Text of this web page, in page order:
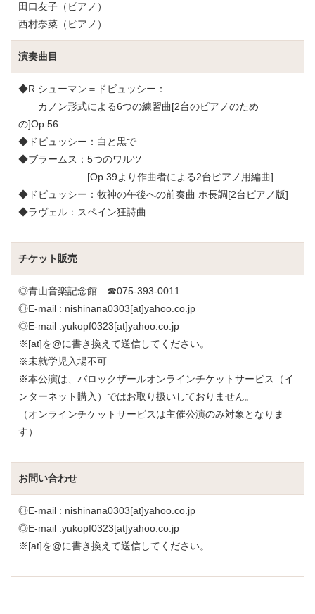
田口友子（ピアノ）
西村奈菜（ピアノ）
演奏曲目
◆R.シューマン＝ドビュッシー：
カノン形式による6つの練習曲[2台のピアノのため
の]Op.56
◆ドビュッシー：白と黒で
◆ブラームス：5つのワルツ
[Op.39より作曲者による2台ピアノ用編曲]
◆ドビュッシー：牧神の午後への前奏曲 ホ長調[2台ピアノ版]
◆ラヴェル：スペイン狂詩曲
チケット販売
◎青山音楽記念館 ☎075-393-0011
◎E-mail : nishinana0303[at]yahoo.co.jp
◎E-mail :yukopf0323[at]yahoo.co.jp
※[at]を@に書き換えて送信してください。
※未就学児入場不可
※本公演は、バロックザールオンラインチケットサービス（イ
ンターネット購入）ではお取り扱いしておりません。
（オンラインチケットサービスは主催公演のみ対象となりま
す）
お問い合わせ
◎E-mail : nishinana0303[at]yahoo.co.jp
◎E-mail :yukopf0323[at]yahoo.co.jp
※[at]を@に書き換えて送信してください。